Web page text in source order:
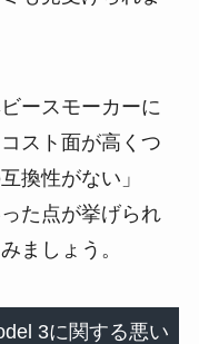
ースモーカーに
スト面が高くつ
換性がない」
た点が挙げられ
ましょう。
3に関する悪い